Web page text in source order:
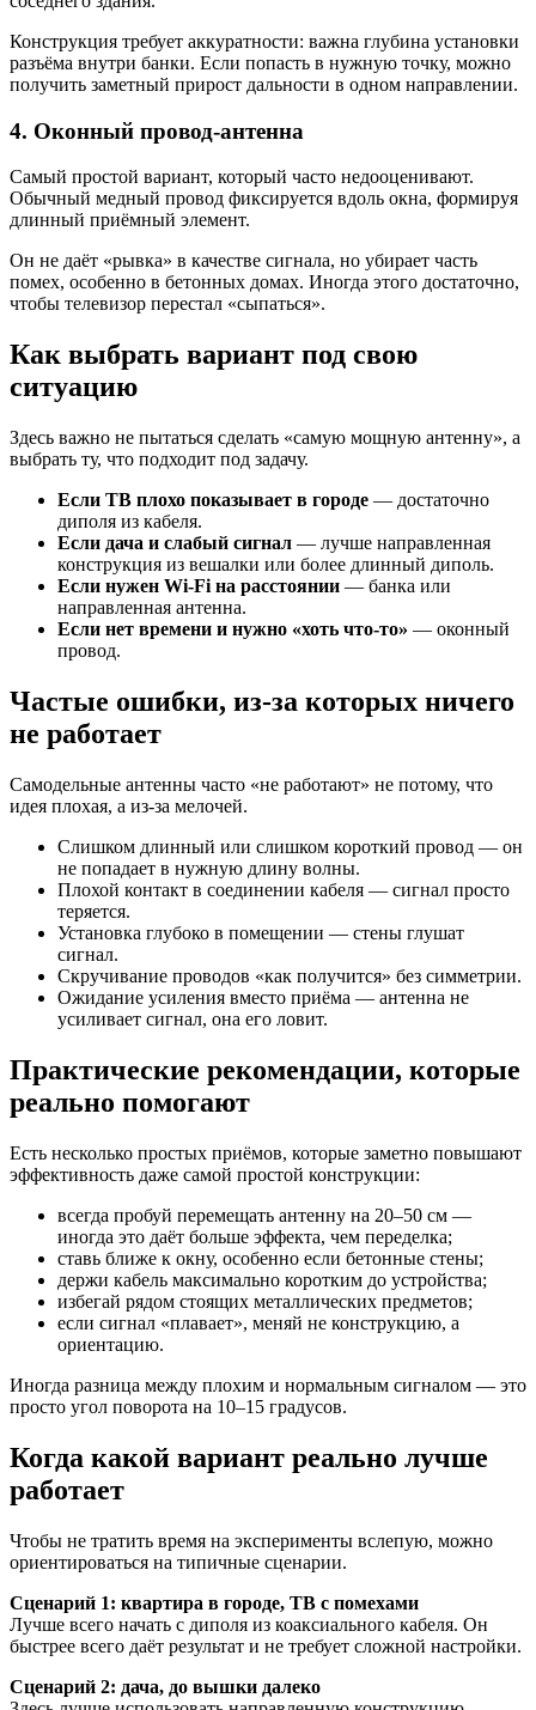
Конструкция требует аккуратности: важна глубина установки
разъёма внутри банки. Если попасть в нужную точку, можно
получить заметный прирост дальности в одном направлении.
4. Оконный провод-антенна
Самый простой вариант, который часто недооценивают.
Обычный медный провод фиксируется вдоль окна, формируя
длинный приёмный элемент.
Он не даёт «рывка» в качестве сигнала, но убирает часть
помех, особенно в бетонных домах. Иногда этого достаточно,
чтобы телевизор перестал «сыпаться».
Как выбрать вариант под свою
ситуацию
Здесь важно не пытаться сделать «самую мощную антенну», а
выбрать ту, что подходит под задачу.
Если ТВ плохо показывает в городе — достаточно
диполя из кабеля.
Если дача и слабый сигнал — лучше направленная
конструкция из вешалки или более длинный диполь.
Если нужен Wi-Fi на расстоянии — банка или
направленная антенна.
Если нет времени и нужно «хоть что-то» — оконный
провод.
Частые ошибки, из-за которых ничего
не работает
Самодельные антенны часто «не работают» не потому, что
идея плохая, а из-за мелочей.
Слишком длинный или слишком короткий провод — он
не попадает в нужную длину волны.
Плохой контакт в соединении кабеля — сигнал просто
теряется.
Установка глубоко в помещении — стены глушат
сигнал.
Скручивание проводов «как получится» без симметрии.
Ожидание усиления вместо приёма — антенна не
усиливает сигнал, она его ловит.
Практические рекомендации, которые
реально помогают
Есть несколько простых приёмов, которые заметно повышают
эффективность даже самой простой конструкции:
всегда пробуй перемещать антенну на 20–50 см —
иногда это даёт больше эффекта, чем переделка;
ставь ближе к окну, особенно если бетонные стены;
держи кабель максимально коротким до устройства;
избегай рядом стоящих металлических предметов;
если сигнал «плавает», меняй не конструкцию, а
ориентацию.
Иногда разница между плохим и нормальным сигналом — это
просто угол поворота на 10–15 градусов.
Когда какой вариант реально лучше
работает
Чтобы не тратить время на эксперименты вслепую, можно
ориентироваться на типичные сценарии.
Сценарий 1: квартира в городе, ТВ с помехами
Лучше всего начать с диполя из коаксиального кабеля. Он
быстрее всего даёт результат и не требует сложной настройки.
Сценарий 2: дача, до вышки далеко